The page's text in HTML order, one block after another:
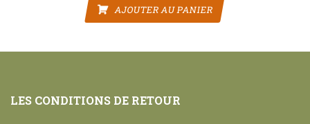
AJOUTER AU PANIER
LES CONDITIONS DE RETOUR